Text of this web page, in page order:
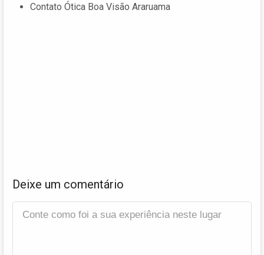
Contato Ótica Boa Visão Araruama
Deixe um comentário